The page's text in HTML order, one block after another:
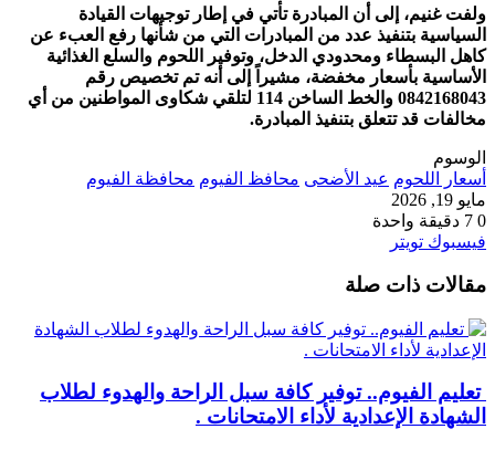
ولفت غنيم، إلى أن المبادرة تأتي في إطار توجيهات القيادة
السياسية بتنفيذ عدد من المبادرات التي من شأنها رفع العبء عن
كاهل البسطاء ومحدودي الدخل، وتوفير اللحوم والسلع الغذائية
الأساسية بأسعار مخفضة، مشيراً إلى أنه تم تخصيص رقم
0842168043 والخط الساخن 114 لتلقي شكاوى المواطنين من أي
مخالفات قد تتعلق بتنفيذ المبادرة.
الوسوم
أسعار اللحوم عيد الأضحى محافظ الفيوم محافظة الفيوم
مايو 19, 2026
0
دقيقة واحدة
فيسبوك تويتر
البريد
مقالات ذات صلة
تعليم الفيوم.. توفير كافة سبل الراحة والهدوء لطلاب
الشهادة الإعدادية لأداء الامتحانات .